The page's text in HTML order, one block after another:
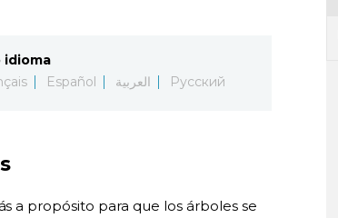
idioma
Español العربية Русский
a propósito para que los árboles se